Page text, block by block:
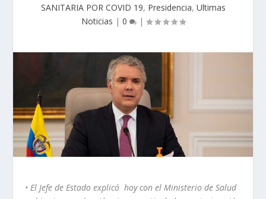
SANITARIA POR COVID 19, Presidencia, Ultimas
Noticias | 0 |
• El Jefe de Estado explicó hoy con el Ministerio de Salud